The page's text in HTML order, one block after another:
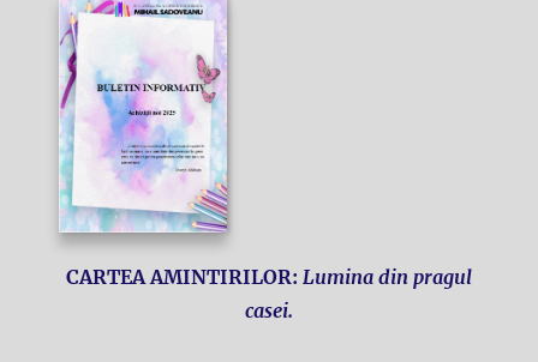
CARTEA AMINTIRILOR: Lumina din pragul
casei.